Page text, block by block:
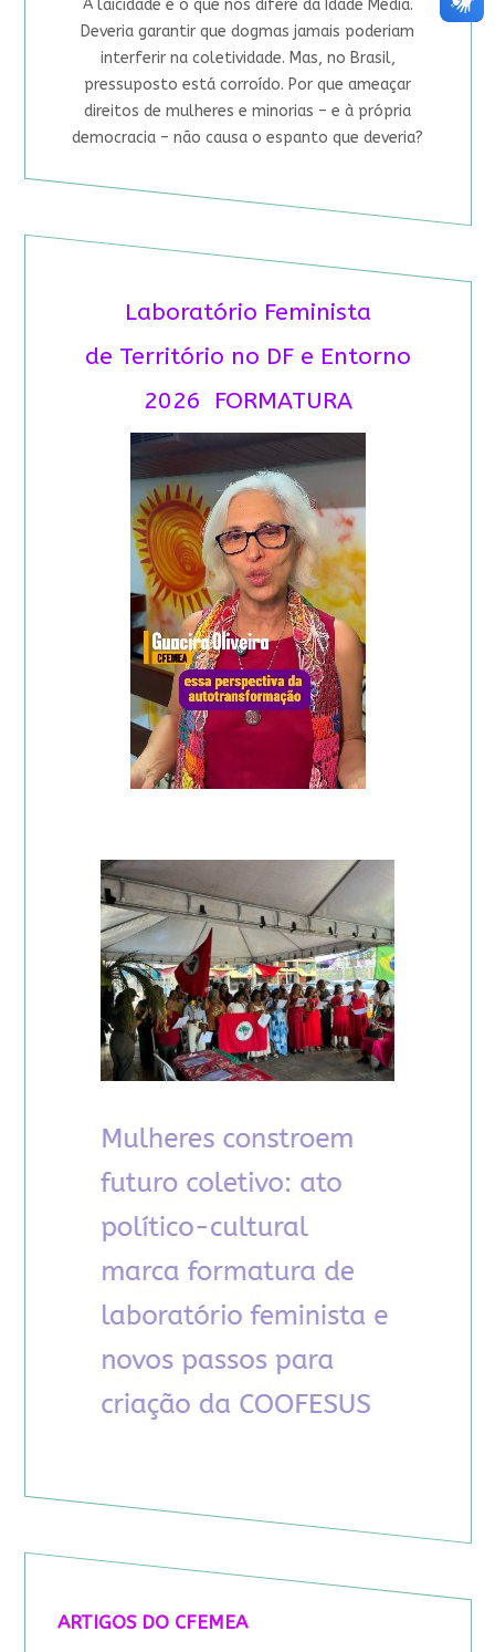
A laicidade é o que nos difere da Idade Média.
Deveria garantir que dogmas jamais poderiam
interferir na coletividade. Mas, no Brasil,
pressuposto está corroído. Por que ameaçar
direitos de mulheres e minorias – e à própria
democracia – não causa o espanto que deveria?
Laboratório Feminista
de Território no DF e Entorno
2026 FORMATURA
ARTIGOS DO CFEMEA